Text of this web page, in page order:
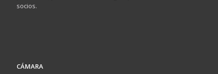
socios.
CÁMARA